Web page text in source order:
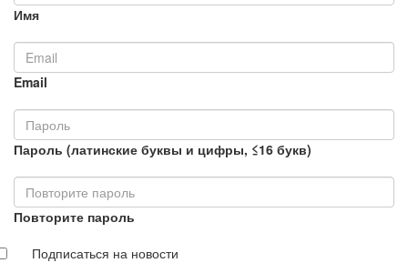
Имя
Email
Пароль (латинские буквы и цифры, ≤16 букв)
Повторите пароль
Подписаться на новости